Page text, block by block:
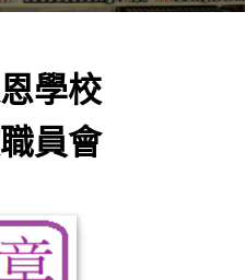
學校
員會